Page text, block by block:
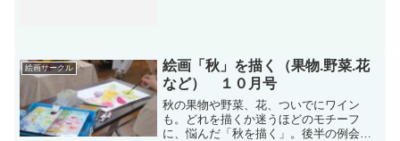
絵画サークル
絵画「秋」を描く（果物.野菜.花
など） １０月号
秋の果物や野菜、花、ついでにワイン
も。どれを描くか迷うほどのモチーフ
に、悩んだ「秋を描く」。後半の例会